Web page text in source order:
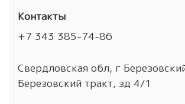
Контакты
+7 343 385-74-86
Свердловская обл, г
Березовский тракт, зд 4/1